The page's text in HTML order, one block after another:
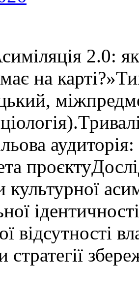
2.0:
на
культурної
відсутності
стратегії